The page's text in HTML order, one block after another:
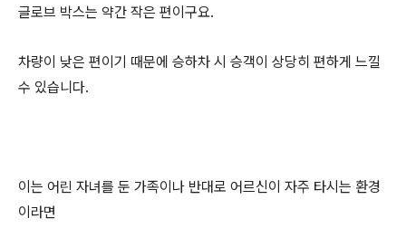
글로브 박스는 약간 작은 편이구요.
차량이 낮은 편이기 때문에 승하차 시 승객이 상당히 편하게 느낄
수 있습니다.
이는 어린 자녀를 둔 가족이나 반대로 어르신이 자주 타시는 환경
이라면